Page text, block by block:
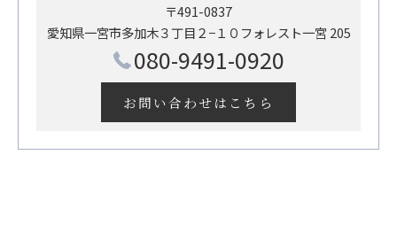
〒491-0837
愛知県一宮市多加木３丁目２−１０フォレスト一宮 205
080-9491-0920
お問い合わせはこちら